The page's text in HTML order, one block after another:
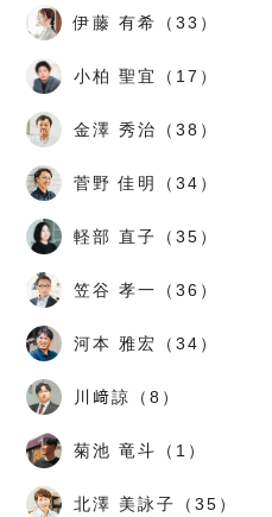
伊藤 有希（33）
小柏 聖宜（17）
金澤 秀治（38）
菅野 佳明（34）
軽部 直子（35）
笠谷 孝一（36）
河本 雅宏（34）
川﨑諒（8）
菊池 竜斗（1）
北澤 美詠子（35）